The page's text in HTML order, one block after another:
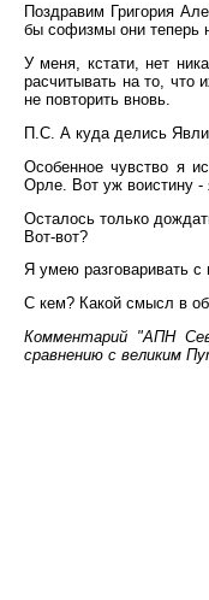
Поздравим Григория
бы софизмы они теперь
У меня, кстати, нет
расчитывать на то, что
не повторить вновь.
П.С. А куда делись
Особенное чувство я
Орле. Вот уж воистину -
Осталось только
Вот-вот?
Я умею разговаривать
С кем? Какой смысл в
Комментарий "АПН
сравнению с великим